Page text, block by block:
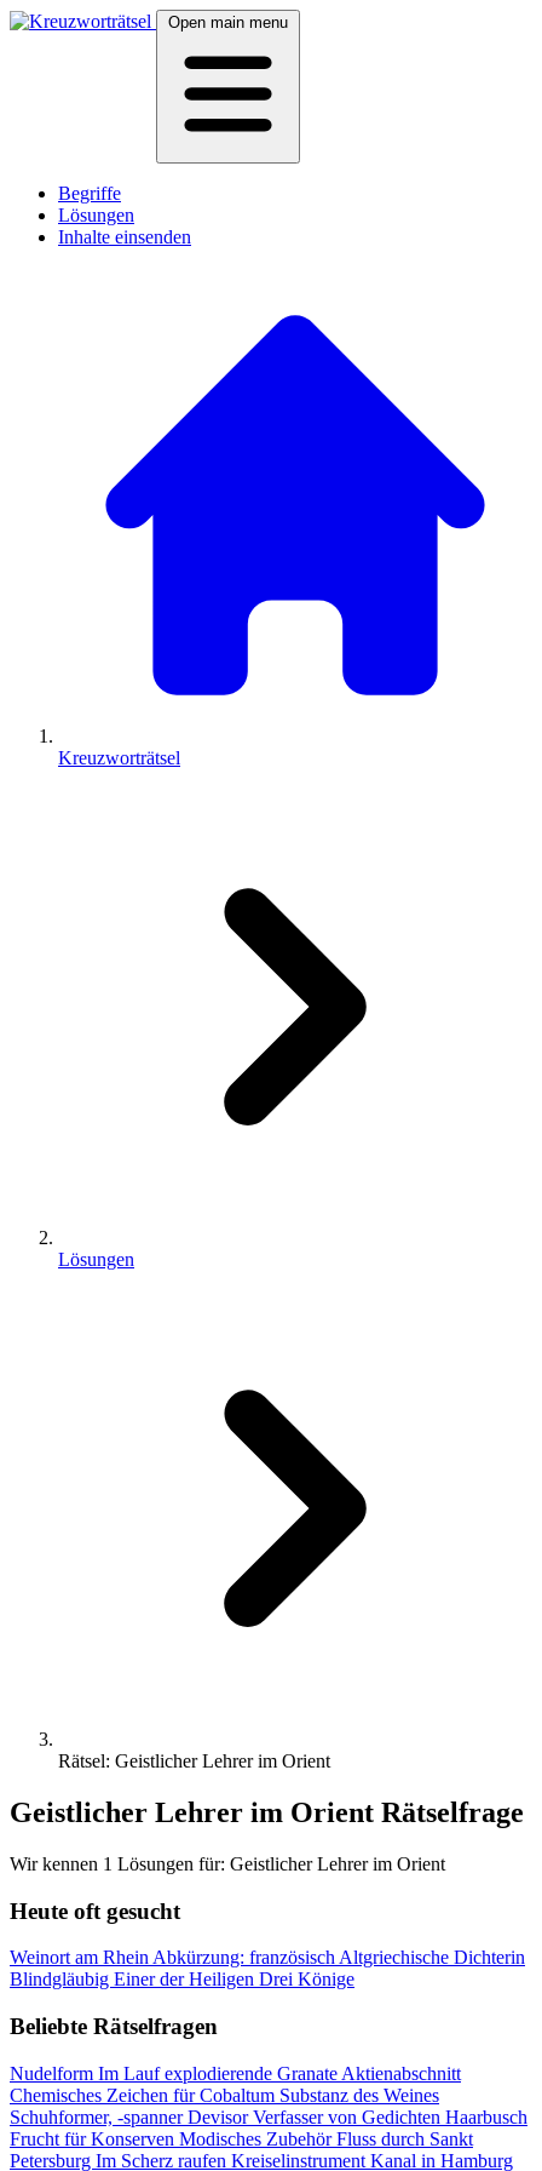
Open main menu
Begriffe
Lösungen
Inhalte einsenden
Kreuzworträtsel
Lösungen
Rätsel: Geistlicher Lehrer im Orient
Geistlicher Lehrer im Orient Rätselfrage
Wir kennen 1 Lösungen für: Geistlicher Lehrer im Orient
Heute oft gesucht
Weinort am Rhein Abkürzung: französisch Altgriechische Dichterin
Blindgläubig Einer der Heiligen Drei Könige
Beliebte Rätselfragen
Nudelform Im Lauf explodierende Granate Aktienabschnitt
Chemisches Zeichen für Cobaltum Substanz des Weines
Schuhformer, -spannerDevisorVerfasser von Gedichten Haarbusch
Frucht für Konserven Modisches ZubehörFluss durch Sankt
Petersburg Im Scherz raufen Kreiselinstrument Kanal in Hamburg